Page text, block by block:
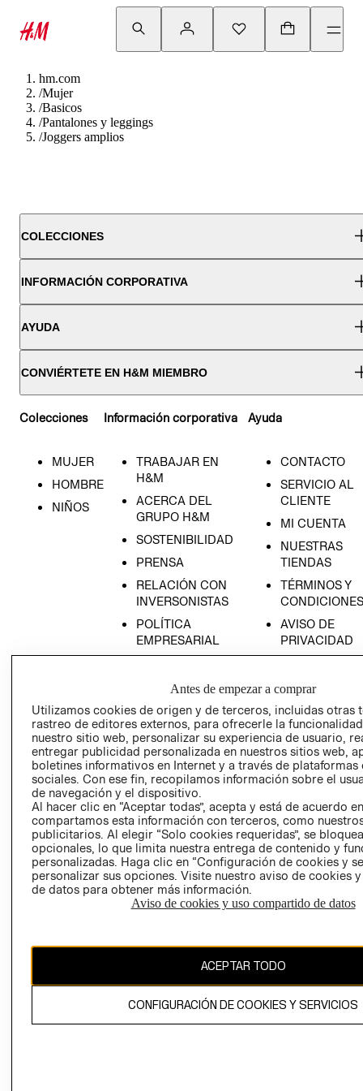
hm.com
/Mujer
/Basicos
/Pantalones y leggings
/Joggers amplios
COLECCIONES
INFORMACIÓN CORPORATIVA
AYUDA
CONVIÉRTETE EN H&M MIEMBRO
Colecciones
MUJER
HOMBRE
NIÑOS
Información corporativa
TRABAJAR EN
H&M
ACERCA DEL
GRUPO H&M
SOSTENIBILIDAD
PRENSA
RELACIÓN CON
INVERSONISTAS
POLÍTICA
EMPRESARIAL
Ayuda
CONTACTO
SERVICIO AL
CLIENTE
MI CUENTA
NUESTRAS
TIENDAS
TÉRMINOS Y
CONDICIONES
AVISO DE
PRIVACIDAD
AVISO DE
LIBRO DE
Ecuador ($)
CAMBIAR REGIÓN
propiedad de H&M Hennes & Mauritz AB.
Antes de empezar a comprar
Utilizamos cookies de origen y de terceros, incluidas otras
rastreo de editores externos, para ofrecerle la
nuestro sitio web, personalizar su experiencia de usuario,
entregar publicidad personalizada en nuestros sitios web,
boletines informativos en Internet y a través de plataformas
sociales. Con ese fin, recopilamos información sobre el
de navegación y el dispositivo.
Al hacer clic en “Aceptar todas”, acepta y está de acuerdo
compartamos esta información con terceros, como
publicitarios. Al elegir “Solo cookies requeridas”, se
opcionales, lo que limita nuestra entrega de contenido y
personalizadas. Haga clic en “Configuración de cookies y
personalizar sus opciones. Visite nuestro aviso de cookies
de datos para obtener más información.
Aviso de cookies y uso compartido de datos
ACEPTAR TODO
CONFIGURACIÓN DE COOKIES Y SERVICIOS